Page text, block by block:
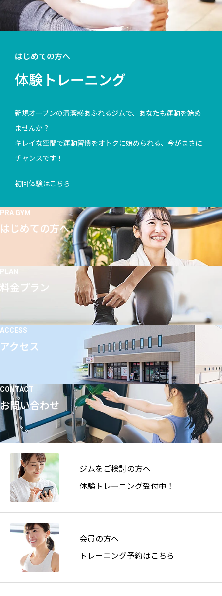
はじめての方へ
体験トレーニング
新規オープンの清潔感あふれるジムで、あなたも運動を始め
ませんか？
キレイな空間で運動習慣をオトクに始められる、今がまさに
チャンスです！
初回体験はこちら
PRA GYM
はじめての方へ
PLAN
料金プラン
ACCESS
アクセス
CONTACT
お問い合わせ
ジムをご検討の方へ
体験トレーニング受付中！
会員の方へ
トレーニング予約はこちら